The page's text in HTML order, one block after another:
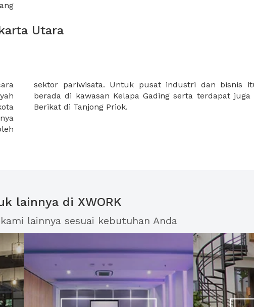
Utara
Berikat di Tanjong Priok.
lainnya di XWORK
lainnya sesuai kebutuhan Anda